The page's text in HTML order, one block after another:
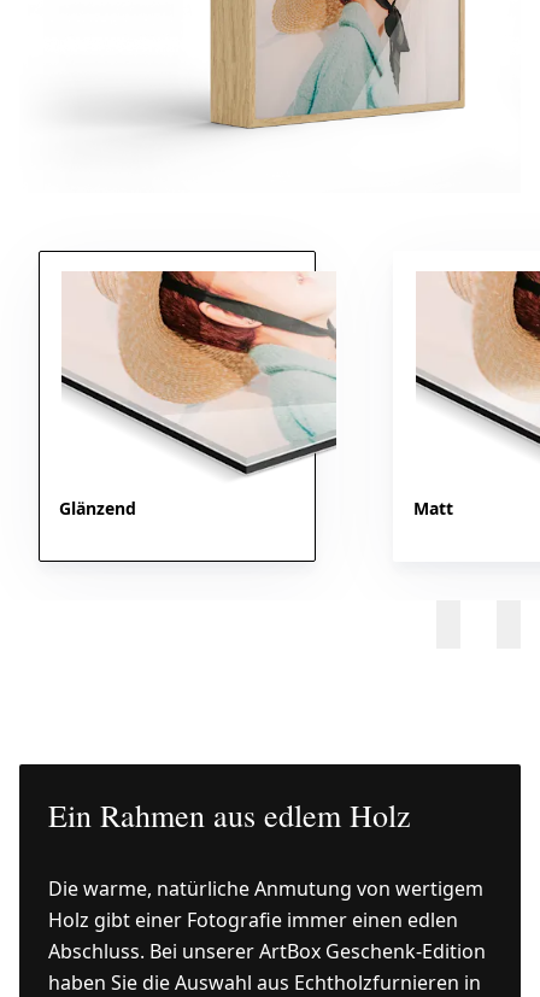
Glänzend Matt
Ein Rahmen aus edlem Holz
Die warme, natürliche Anmutung von wertigem
Holz gibt einer Fotografie immer einen edlen
Abschluss. Bei unserer ArtBox Geschenk-Edition
haben Sie die Auswahl aus Echtholzfurnieren in